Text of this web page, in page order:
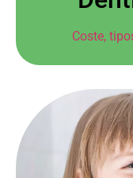
Coste,